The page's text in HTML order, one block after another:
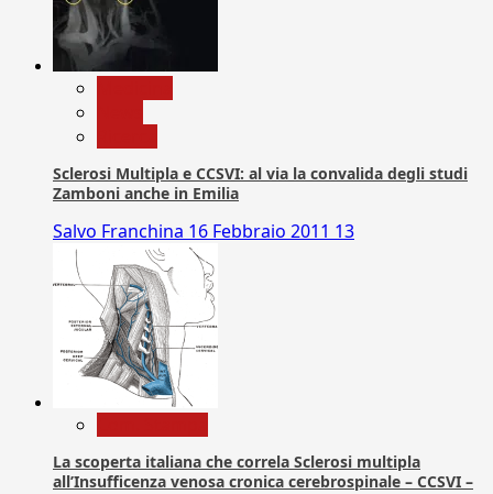
Sclerosi Multipla e CCSVI: al via la convalida degli studi
Zamboni anche in Emilia
Salvo Franchina 16 Febbraio 2011 13
La scoperta italiana che correla Sclerosi multipla
all’Insufficenza venosa cronica cerebrospinale – CCSVI –